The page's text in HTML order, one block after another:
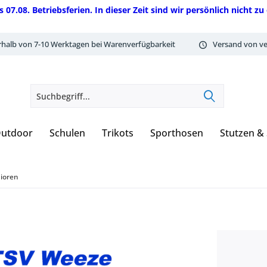
07.08. Betriebsferien. In dieser Zeit sind wir persönlich nicht
von 7-10 Werktagen bei Warenverfügbarkeit Versand von
Schulen Trikots Sporthosen Stutzen &